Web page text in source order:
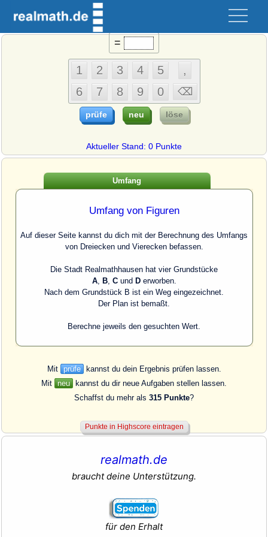
Umfang
Umfang von Figuren
Auf dieser Seite kannst du dich mit der Berechnung des Umfangs
von Dreiecken und Vierecken befassen.
Die Stadt Realmathhausen hat vier Grundstücke
A, B, Cund Derworben.
Nach dem Grundstück B ist ein Weg eingezeichnet.
Der Plan ist bemaßt.
Berechne jeweils den gesuchten Wert.
Mit prüfe kannst du dein Ergebnis prüfen lassen.
Mit neu kannst du dir neue Aufgaben stellen lassen.
Schaffst du mehr als 315 Punkte?
=
Aktueller Stand: 0 Punkte
realmath.de
braucht deine Unterstützung.
für den Erhalt